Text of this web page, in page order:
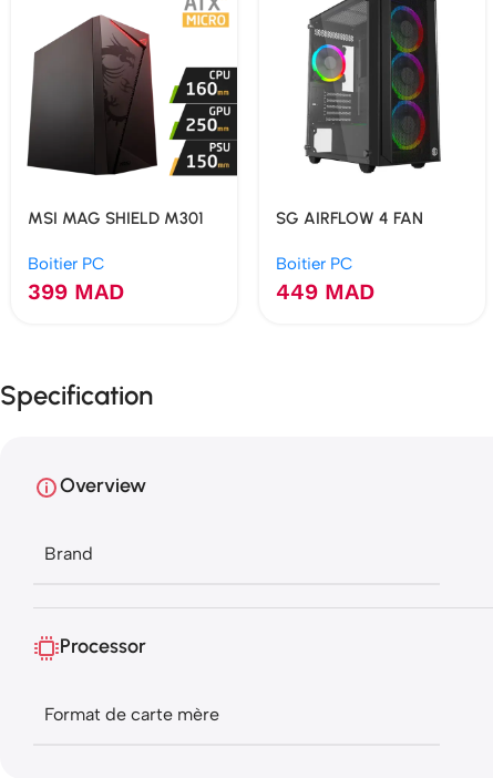
MSI MAG SHIELD M301
Boitier PC
399 MAD
SG AIRFLOW 4 FAN
Boitier PC
449 MAD
Specification
Overview
Brand
Processor
Format de carte mère